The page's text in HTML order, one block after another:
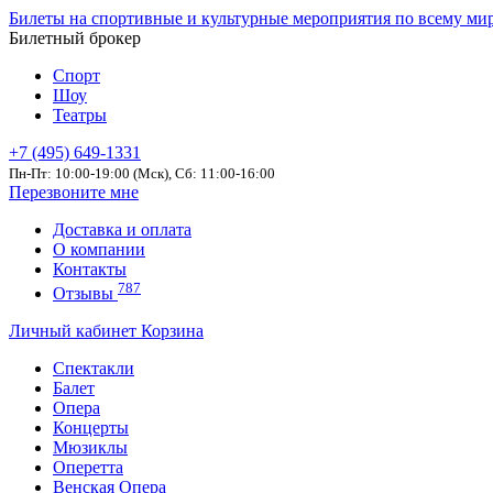
Билеты на спортивные и культурные мероприятия по всему
Билетный брокер
Спорт
Шоу
Театры
+7 (495) 649-1331
Пн-Пт: 10:00-19:00 (Мск), Сб: 11:00-16:00
Перезвоните мне
Доставка и оплата
О компании
Контакты
Отзывы 787
Личный кабинет Корзина
Спектакли
Балет
Опера
Концерты
Мюзиклы
Оперетта
Венская Опера